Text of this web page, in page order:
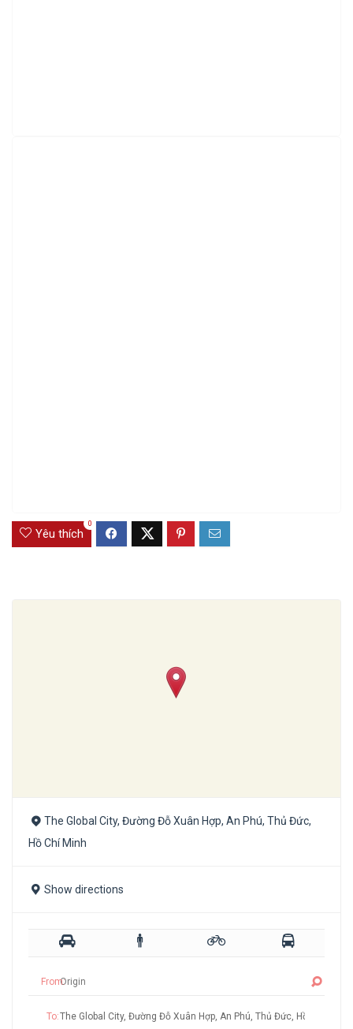
Yêu thích
0
The Global City, Đường Đỗ Xuân Hợp, An Phú, Thủ Đức,
Hồ Chí Minh
Show directions
From:
To: